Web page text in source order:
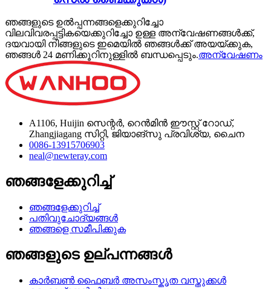
ഞങ്ങളുടെ ഉൽപ്പന്നങ്ങളെക്കുറിച്ചോ
വിലവിവരപ്പട്ടികയെക്കുറിച്ചോ ഉള്ള അന്വേഷണങ്ങൾക്ക്,
ദയവായി നിങ്ങളുടെ ഇമെയിൽ ഞങ്ങൾക്ക് അയയ്ക്കുക,
ഞങ്ങൾ 24 മണിക്കൂറിനുള്ളിൽ ബന്ധപ്പെടും.അന്വേഷണം
A1106, Huijin സെന്റർ, റെൻമിൻ ഈസ്റ്റ് റോഡ്,
Zhangjiagang സിറ്റി, ജിയാങ്സു പ്രവിശ്യ, ചൈന
0086-13915706903
neal@newteray.com
ഞങ്ങളേക്കുറിച്ച്
ഞങ്ങളേക്കുറിച്ച്
പതിവുചോദ്യങ്ങൾ
ഞങ്ങളെ സമീപിക്കുക
ഞങ്ങളുടെ ഉല്പന്നങ്ങൾ
കാർബൺ ഫൈബർ അസംസ്കൃത വസ്തുക്കൾ